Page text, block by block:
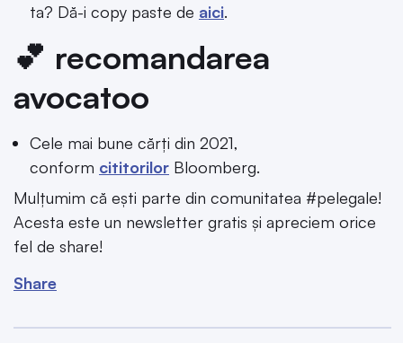
ta? Dă-i copy paste de aici.
💕 recomandarea
avocatoo
Cele mai bune cărți din 2021,
conform cititorilor Bloomberg.
Mulțumim că ești parte din comunitatea #pelegale!
Acesta este un newsletter gratis și apreciem orice
fel de share!
Share